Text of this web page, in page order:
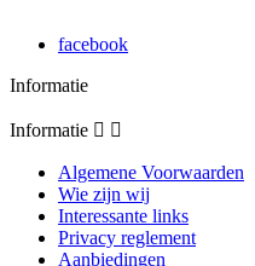
facebook
Informatie
Informatie  
Algemene Voorwaarden
Wie zijn wij
Interessante links
Privacy reglement
Aanbiedingen